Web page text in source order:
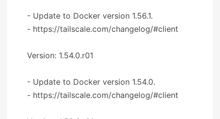
- Update to Docker version 1.56.1.
- https://tailscale.com/changelog/#client
Version: 1.54.0.r01
- Update to Docker version 1.54.0.
- https://tailscale.com/changelog/#client